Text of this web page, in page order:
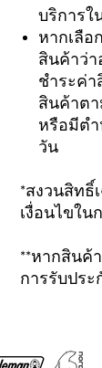
บริการใ
หากเลื
สินค้าว่
ชำระค่
สินค้าต
หรือมีต
วัน
*สงวนสิทธิ์
เงื่อนไขใ
**หากสินค้
การรับปร